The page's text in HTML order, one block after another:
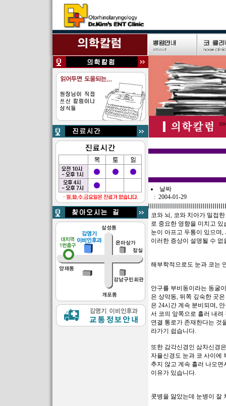
날짜
: 2004-01-29
코와 뇌, 코와 치아가 밀접
로 중요한 영향을 미치고
눈이 아프고 두통이 있으며
이러한 증상이 설명될 수
해부학적으로도 눈과 코는
안구를 부비동이라는 동굴
은 상악동, 뒤쪽 깊숙한 곳
은 24시간 계속 분비되며,
서 코의 앞쪽으로 흘러 내
연결 통로가 존재한다는 것
라가기 쉽습니다.
또한 감각신경인 삼차신경
자율신경도 눈과 코 사이에
추지 않고 계속 흘러 나오
이유가 있습니다.
콧병을 앓았는데 눈병이 잘